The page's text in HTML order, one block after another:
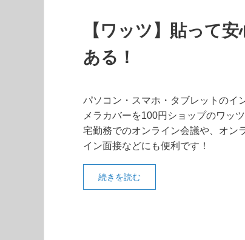
【ワッツ】貼って
ある！
パソコン・スマホ・タブレットのイ
メラカバーを100円ショップのワッ
宅勤務でのオンライン会議や、オン
イン面接などにも便利です！
続きを読む